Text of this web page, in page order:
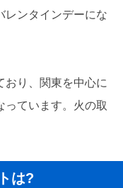
レンタインデーにな
おり、関東を中心に
っています。火の取
は?